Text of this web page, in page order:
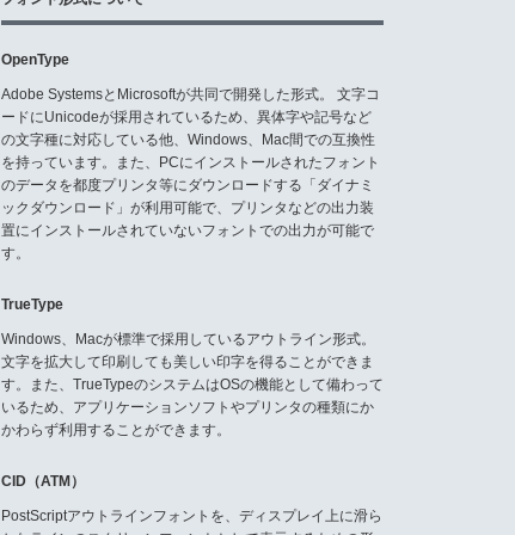
OpenType
Adobe SystemsとMicrosoftが共同で開発した形式。 文字コ
ードにUnicodeが採用されているため、異体字や記号など
の文字種に対応している他、Windows、Mac間での互換性
を持っています。また、PCにインストールされたフォント
のデータを都度プリンタ等にダウンロードする「ダイナミ
ックダウンロード」が利用可能で、プリンタなどの出力装
置にインストールされていないフォントでの出力が可能で
す。
TrueType
Windows、Macが標準で採用しているアウトライン形式。
文字を拡大して印刷しても美しい印字を得ることができま
す。また、TrueTypeのシステムはOSの機能として備わって
いるため、アプリケーションソフトやプリンタの種類にか
かわらず利用することができます。
CID（ATM）
PostScriptアウトラインフォントを、ディスプレイ上に滑ら